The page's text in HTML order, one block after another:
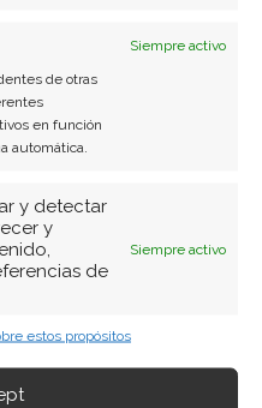
Siempre activo
de otras
en función
automática.
y detectar
y
de
Siempre activo
estos propósitos
por el ecosistema y
su presente